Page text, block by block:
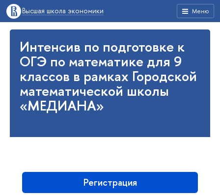
Меню
Высшая школа экономики
Интенсив по подготовке к
ОГЭ по математике для 9
классов в рамках Городской
математической школы
«МЕДИАНА»
Регистрация